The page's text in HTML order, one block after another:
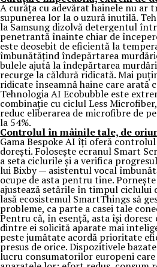
A curăța cu adevărat hainele nu ar
supunerea lor la o uzură inutilă.
la Samsung dizolvă detergentul
penetrantă înainte chiar de
este deosebit de eficientă la
îmbunătățind îndepărtarea
bulele ajută la îndepărtarea
recurge la căldură ridicată. Mai
ridicate înseamnă haine care arată
Tehnologia AI Ecobubble este
combinație cu ciclul Less
reduc eliberarea de microfibre de
la 54%.
Controlul în mâinile tale, de
Gama Bespoke AI îți oferă
dorești. Folosește ecranul Smart
a seta ciclurile și a verifica
lui Bixby — asistentul vocal
ocupe de asta pentru tine.
ajustează setările în timpul ciclului
lasă ecosistemul SmartThings să
probleme, ca parte a casei tale
Pentru că, în esență, asta își
dintre ei solicită aparate mai
peste jumătate acordă prioritate
presus de orice. Dispozitivele
lucru consumatorilor europeni